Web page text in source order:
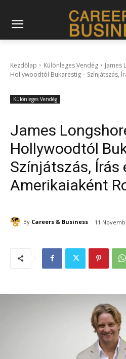
Kezdőlap Különleges Vendég
James
Hollywoodtól Bukarestig – Színjátszás,
Különleges Vendég
James
Hollywoodtól
Színjátszás, Írás
Amerikaiaként
By Careers & Business 11